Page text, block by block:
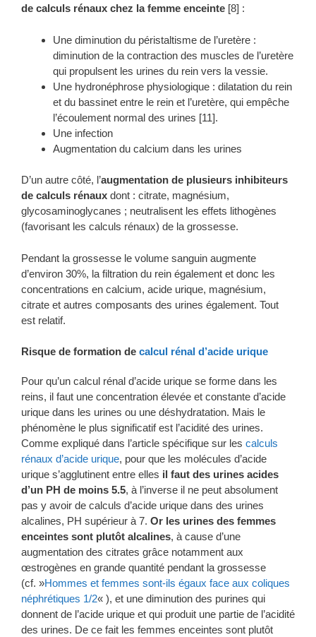
de calculs rénaux chez la femme enceinte [8] :
Une diminution du péristaltisme de l’uretère :
diminution de la contraction des muscles de l’uretère
qui propulsent les urines du rein vers la vessie.
Une hydronéphrose physiologique : dilatation du rein
et du bassinet entre le rein et l’uretère, qui empêche
l’écoulement normal des urines [11].
Une infection
Augmentation du calcium dans les urines
D’un autre côté, l’augmentation de plusieurs inhibiteurs
de calculs rénaux dont : citrate, magnésium,
glycosaminoglycanes ; neutralisent les effets lithogènes
(favorisant les calculs rénaux) de la grossesse.
Pendant la grossesse le volume sanguin augmente
d’environ 30%, la filtration du rein également et donc les
concentrations en calcium, acide urique, magnésium,
citrate et autres composants des urines également. Tout
est relatif.
Risque de formation de calcul rénal d’acide urique
Pour qu’un calcul rénal d’acide urique se forme dans les
reins, il faut une concentration élevée et constante d’acide
urique dans les urines ou une déshydratation. Mais le
phénomène le plus significatif est l’acidité des urines.
Comme expliqué dans l’article spécifique sur les calculs
rénaux d’acide urique, pour que les molécules d’acide
urique s’agglutinent entre elles il faut des urines acides
d’un PH de moins 5.5, à l’inverse il ne peut absolument
pas y avoir de calculs d’acide urique dans des urines
alcalines, PH supérieur à 7. Or les urines des femmes
enceintes sont plutôt alcalines, à cause d’une
augmentation des citrates grâce notamment aux
œstrogènes en grande quantité pendant la grossesse
(cf. »Hommes et femmes sont-ils égaux face aux coliques
néphrétiques 1/2« ), et une diminution des purines qui
donnent de l’acide urique et qui produit une partie de l’acidité
des urines. De ce fait les femmes enceintes sont plutôt